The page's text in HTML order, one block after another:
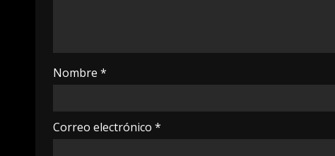
Nombre *
Correo electrónico *